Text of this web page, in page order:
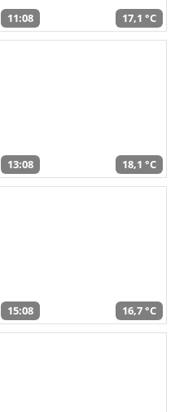
11:08 17,1 °C
13:08 18,1 °C
15:08 16,7 °C